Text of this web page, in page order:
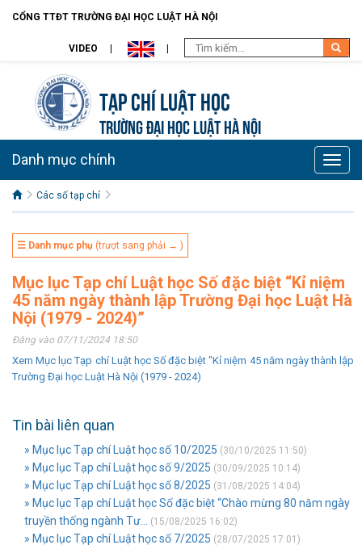
CỔNG TTĐT TRƯỜNG ĐẠI HỌC LUẬT HÀ NỘI
VIDEO
Tạp chí Luật học
TRƯỜNG ĐẠI HỌC LUẬT HÀ NỘI
Toggle
Danh mục chính
Các số tạp chí
☰ Danh mục phụ (trượt sang phải → )
Mục lục Tạp chí Luật học Số đặc biệt “Kỉ niệm
45 năm ngày thành lập Trường Đại học Luật Hà
Nội (1979 - 2024)”
Đăng vào 07/11/2024 18:50
Xem Mục lục Tạp chí Luật học Số đặc biệt "Kỉ niệm 45 năm ngày thành lập
Trường Đại học Luật Hà Nội (1979 - 2024)
Tin bài liên quan
» Mục lục Tạp chí Luật học số 10/2025 (30/10/2025 11:50)
» Mục lục Tạp chí Luật học số 9/2025 (30/09/2025 10:14)
» Mục lục Tạp chí Luật học số 8/2025 (31/08/2025 14:04)
» Mục lục Tạp chí Luật học Số đặc biệt “Chào mừng 80 năm ngày
truyền thống ngành Tư...
(15/08/2025 16:02)
» Mục lục Tạp chí Luật học số 7/2025 (28/07/2025 17:01)